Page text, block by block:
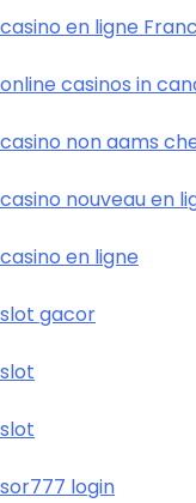
casino en ligne
online casinos in
casino non aams
casino nouveau en
casino en ligne
slot gacor
slot
slot
sor777 login